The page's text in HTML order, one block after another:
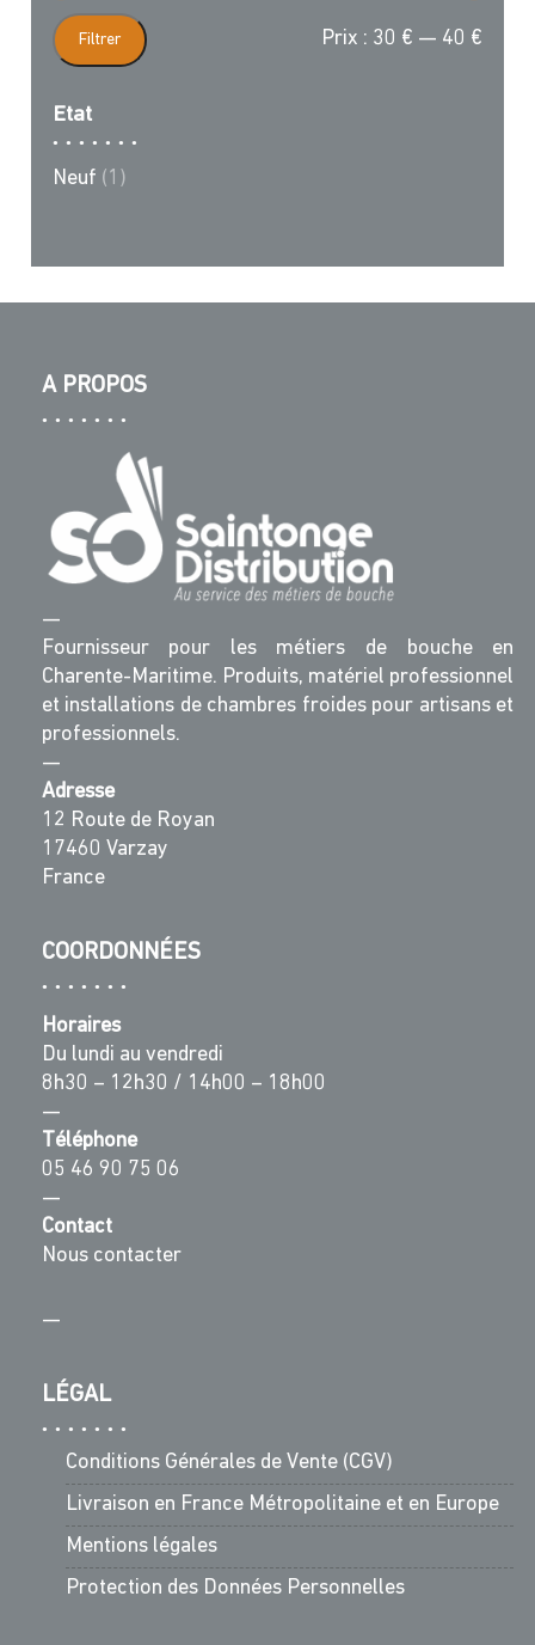
Filtrer Prix : 30 € — 40 €
Etat
Neuf (1)
A PROPOS
—
Fournisseur pour les métiers de bouche en
Charente-Maritime. Produits, matériel professionnel
et installations de chambres froides pour artisans et
professionnels.
—
Adresse
12 Route de Royan
17460 Varzay
France
COORDONNÉES
Horaires
Du lundi au vendredi
8h30 – 12h30 / 14h00 – 18h00
—
Téléphone
05 46 90 75 06
—
Contact
Nous contacter
—
LÉGAL
Conditions Générales de Vente (CGV)
Livraison en France Métropolitaine et en Europe
Mentions légales
Protection des Données Personnelles